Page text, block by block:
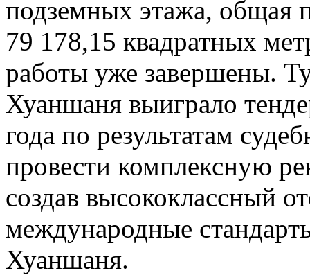
подземных этажа, общая
79 178,15 квадратных
работы уже завершены.
Хуаншаня выиграло
года по результатам
провести комплексную
создав высококлассный
международные
Хуаншаня.